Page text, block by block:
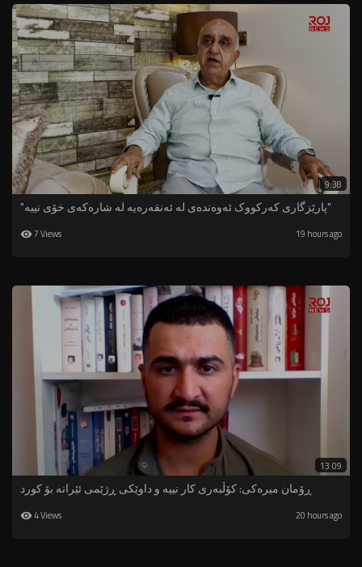
9:38
"پارێزگاری کەرکووک ئەوەندەی لە ئەنقەرەیە لە شارەکەی خۆی نییە"
7 Views 19 hours ago
13:09
ڕۆمان میرەکی: کۆڵبەری کار نییە و داوێکی ڕژێمی ئێرانە بۆ کورد
4 Views 20 hours ago